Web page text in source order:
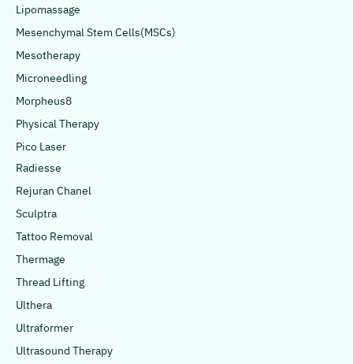
Lipomassage
Mesenchymal Stem Cells(MSCs)
Mesotherapy
Microneedling
Morpheus8
Physical Therapy
Pico Laser
Radiesse
Rejuran Chanel
Sculptra
Tattoo Removal
Thermage
Thread Lifting
Ulthera
Ultraformer
Ultrasound Therapy